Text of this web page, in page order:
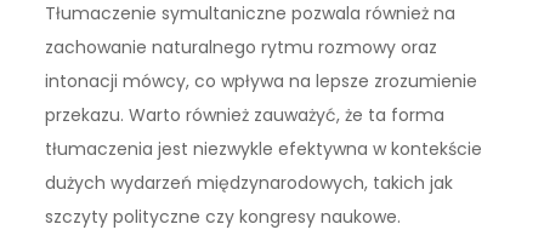
Tłumaczenie symultaniczne pozwala również na
zachowanie naturalnego rytmu rozmowy oraz
intonacji mówcy, co wpływa na lepsze zrozumienie
przekazu. Warto również zauważyć, że ta forma
tłumaczenia jest niezwykle efektywna w kontekście
dużych wydarzeń międzynarodowych, takich jak
szczyty polityczne czy kongresy naukowe.